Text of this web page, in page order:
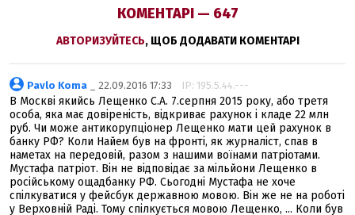
КОМЕНТАРІ — 647
АВТОРИЗУЙТЕСЬ, ЩОБ ДОДАВАТИ КОМЕНТАРІ
Pavlo Koma _ 22.09.2016 17:33 IP: 195.5.44.---
В Москві якийсь Лещенко С.А. 7.серпня 2015 року, або третя
особа, яка має довіреність, відкриває рахунок і кладе 22 млн
руб. Чи може антикорупціонер Лещенко мати цей рахунок в
банку РФ? Коли Найем був на фронті, як журналіст, спав в
наметах на передовій, разом з нашими воїнами патріотами.
Мустафа патріот. Він не відповідає за мільйони Лещенко в
російському ощадбанку РФ. Сьогодні Мустафа не хоче
спілкуватися у фейсбук державною мовою. Він же не на роботі
у Верховній Раді. Тому спілкується мовою Лещенко, ... Коли був